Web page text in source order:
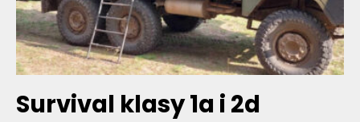
Survival klasy 1a i 2d